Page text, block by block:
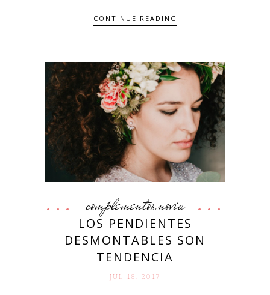
CONTINUE READING
complementos,novia
LOS PENDIENTES
DESMONTABLES SON
TENDENCIA
JUL 18. 2017